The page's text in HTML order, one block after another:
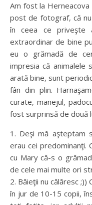
Am fost la
post de fotograf, că
în ceea ce priveşte
extraordinar de bine
eu o grămadă de
impresia că
arată bine, sunt
fân din plin.
curate, manejul,
fost surprinsă de două
1. Deşi mă aşteptam
erau cei predominanţi.
cu Mary că-s o
de cele mai multe ori
2. Băieţii nu călăresc
în jur de 10-15 copii,